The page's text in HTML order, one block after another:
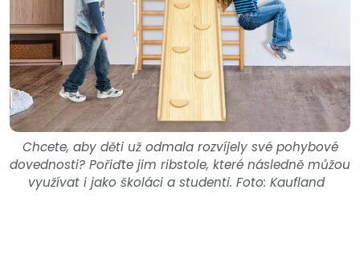
Chcete, aby děti už odmala rozvíjely své pohybové
dovednosti? Pořiďte jim ribstole, které následně můžou
využívat i jako školáci a studenti. Foto: Kaufland